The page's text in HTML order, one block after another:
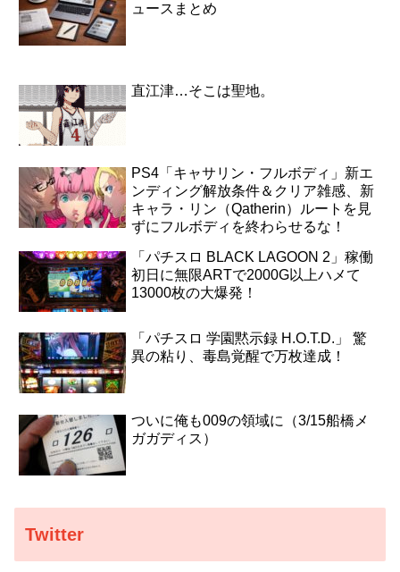
ュースまとめ
直江津…そこは聖地。
PS4「キャサリン・フルボディ」新エ
ンディング解放条件＆クリア雑感、新
キャラ・リン（Qatherin）ルートを見
ずにフルボディを終わらせるな！
「パチスロ BLACK LAGOON 2」稼働
初日に無限ARTで2000G以上ハメて
13000枚の大爆発！
「パチスロ 学園黙示録 H.O.T.D.」 驚
異の粘り、毒島覚醒で万枚達成！
ついに俺も009の領域に（3/15船橋メ
ガガディス）
Twitter